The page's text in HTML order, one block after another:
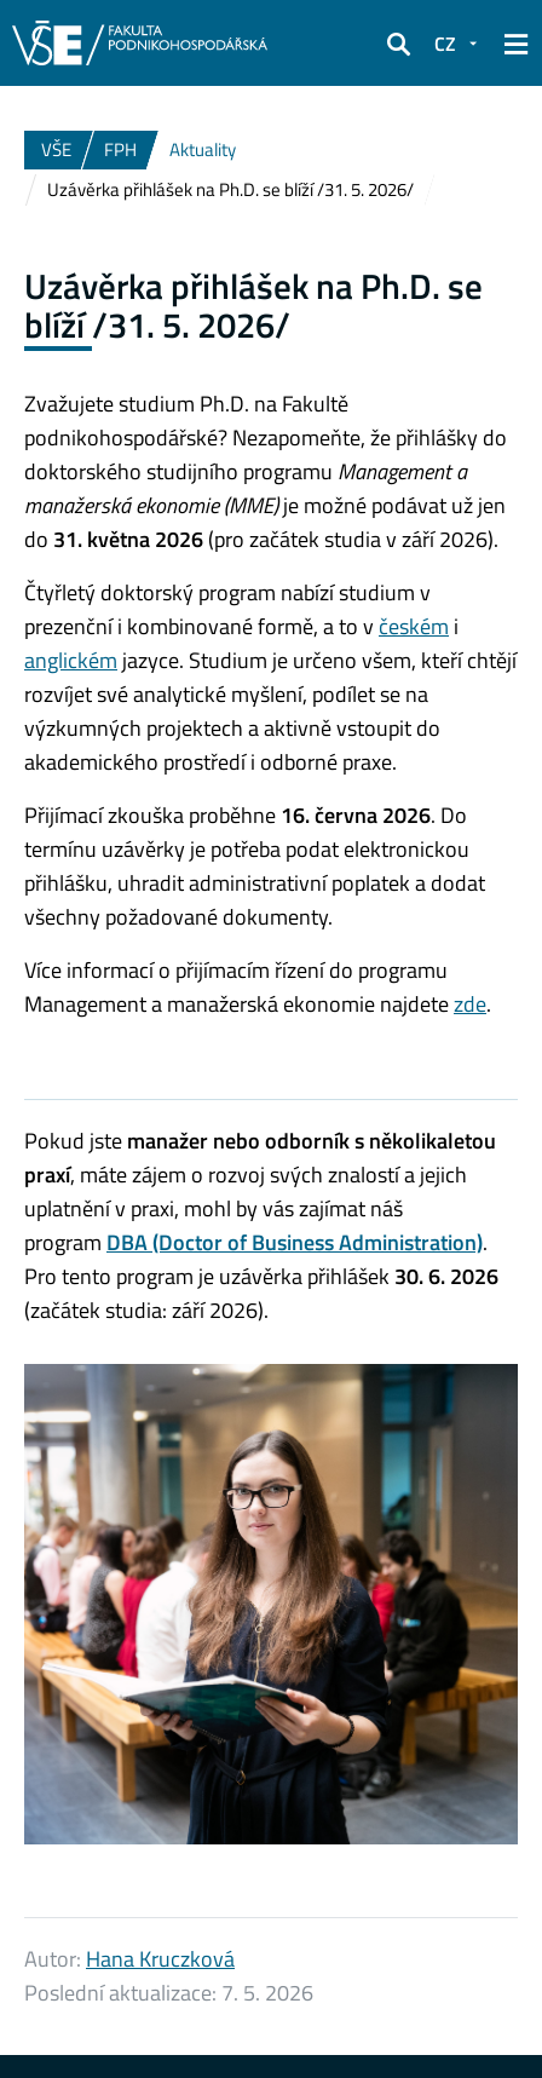
Hledat
CZ
VŠE FPH
Aktuality
Uzávěrka přihlášek na Ph.D. se blíží /31. 5. 2026/
Uzávěrka přihlášek na Ph.D. se
blíží /31. 5. 2026/
Zvažujete studium Ph.D. na Fakultě
podnikohospodářské? Nezapomeňte, že přihlášky do
doktorského studijního programu Management a
manažerská ekonomie (MME)je možné podávat už jen
do 31. května 2026(pro začátek studia v září 2026).
Čtyřletý doktorský program nabízí studium v
prezenční i kombinované formě, a to v českém i
anglickém jazyce. Studium je určeno všem, kteří chtějí
rozvíjet své analytické myšlení, podílet se na
výzkumných projektech a aktivně vstoupit do
akademického prostředí i odborné praxe.
Přijímací zkouška proběhne16. června 2026. Do
termínu uzávěrky je potřeba podat elektronickou
přihlášku, uhradit administrativní poplatek a dodat
všechny požadované dokumenty.
Více informací o přijímacím řízení do programu
Management a manažerská ekonomie najdetezde.
Pokud jstemanažer nebo odborník s několikaletou
praxí, máte zájem o rozvoj svých znalostí a jejich
uplatnění v praxi, mohl by vás zajímat náš
program DBA (Doctor of Business Administration).
Pro tento program je uzávěrka přihlášek 30. 6. 2026
(začátek studia: září 2026).
Autor: Hana Kruczková
Poslední aktualizace: 7. 5. 2026